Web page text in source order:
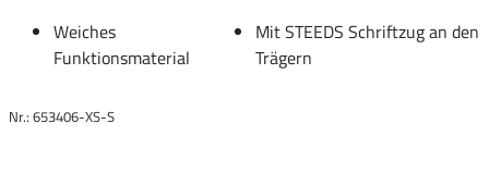
Weiches
Funktionsmaterial
Mit STEEDS Schriftzug an den
Trägern
Nr.: 653406-XS-S